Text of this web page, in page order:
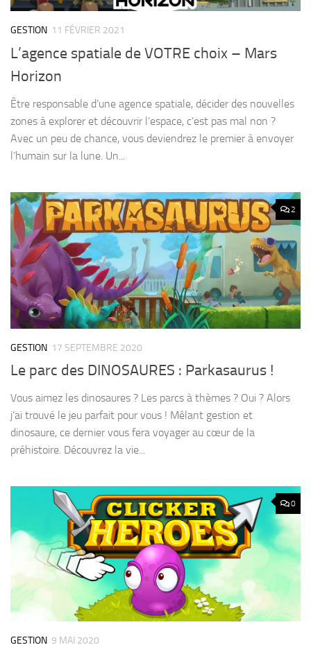
GESTION 11 FÉVRIER 2021
L’agence spatiale de VOTRE choix – Mars
Horizon
Être responsable d’une agence spatiale, décider des nouvelles
zones à explorer et découvrir l’espace, c’est pas mal non ?
Avec un peu de chance, vous deviendrez le premier à envoyer
l’humain sur la lune. Un...
2
GESTION 17 SEPTEMBRE 2020
Le parc des DINOSAURES : Parkasaurus !
Vous aimez les dinosaures ? Les parcs à thèmes ? Oui ? Alors
j’ai trouvé le jeu parfait pour vous ! Mêlant gestion et
dinosaure, ce dernier vous fera voyager au cœur de la
préhistoire. Découvrez la vie...
0
GESTION 9 MAI 2020